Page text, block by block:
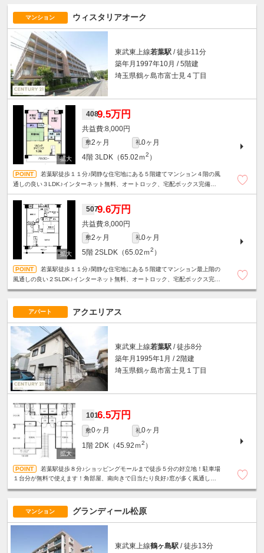
マンション ウィスタリアオーク
東武東上線若葉駅 / 徒歩11分
築年月1997年10月 / 5階建
埼玉県鶴ヶ島市富士見４丁目
4089.5万円
8,000円
敷2ヶ月 礼0ヶ月
4階 3LDK（65.02ｍ2 ）
若葉駅徒歩１１分♪閑静な住宅地にある５階建てマンション４階の風
通しの良い３LDK♪インターネット無料、オートロック、宅配ボックス完備で
5079.6万円
8,000円
敷2ヶ月 礼0ヶ月
5階 2SLDK（65.02ｍ2 ）
若葉駅徒歩１１分♪閑静な住宅地にある５階建てマンション最上階の
風通しの良い２SLDK♪インターネット無料、オートロック、宅配ボックス完備
アパート アクエリアス
東武東上線若葉駅 / 徒歩8分
築年月1995年1月 / 2階建
埼玉県鶴ヶ島市富士見１丁目
1016.5万円
敷0ヶ月 礼0ヶ月
1階 2DK（45.92ｍ2 ）
若葉駅徒歩８分♪ショッピングモールまで徒歩５分の好立地！駐車場
１台分が無料で使えます！角部屋、南向きで日当たり良好♪窓が多く風通しも
マンション グランディール松原
東武東上線鶴ヶ島駅 / 徒歩13分